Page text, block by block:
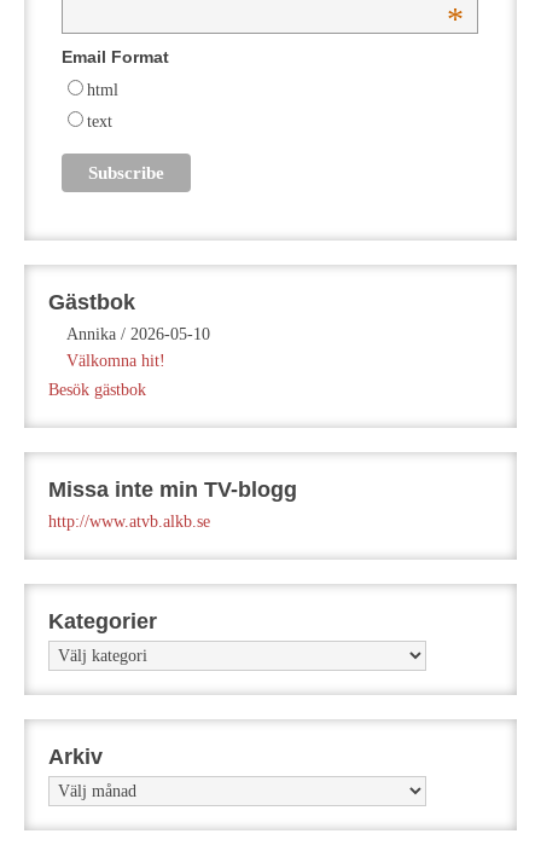
*
Email Format
html
text
Gästbok
Annika / 2026-05-10
Välkomna hit!
Besök gästbok
Missa inte min TV-blogg
http://www.atvb.alkb.se
Kategorier
Kategorier
Arkiv
Arkiv